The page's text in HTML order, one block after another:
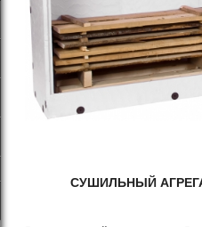
СУШИЛЬНЫЙ